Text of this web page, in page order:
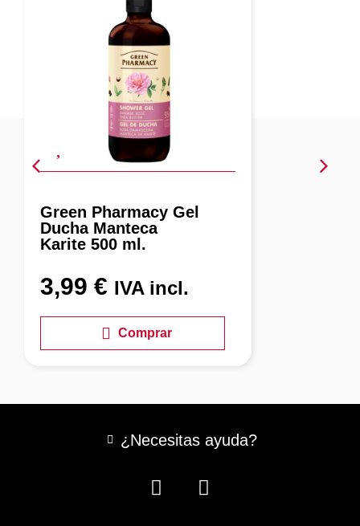
Green Pharmacy Gel
Ducha Manteca
Karite 500 ml.
3,99 € IVA incl.
Comprar
¿Necesitas ayuda?